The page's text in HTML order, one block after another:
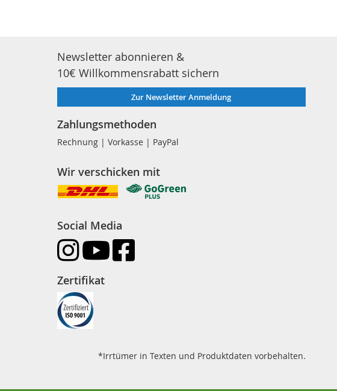
Newsletter abonnieren &
10€ Willkommensrabatt sichern
Zur Newsletter Anmeldung
Zahlungsmethoden
Rechnung | Vorkasse | PayPal
Wir verschicken mit
Social Media
Zertifikat
*Irrtümer in Texten und Produktdaten vorbehalten.